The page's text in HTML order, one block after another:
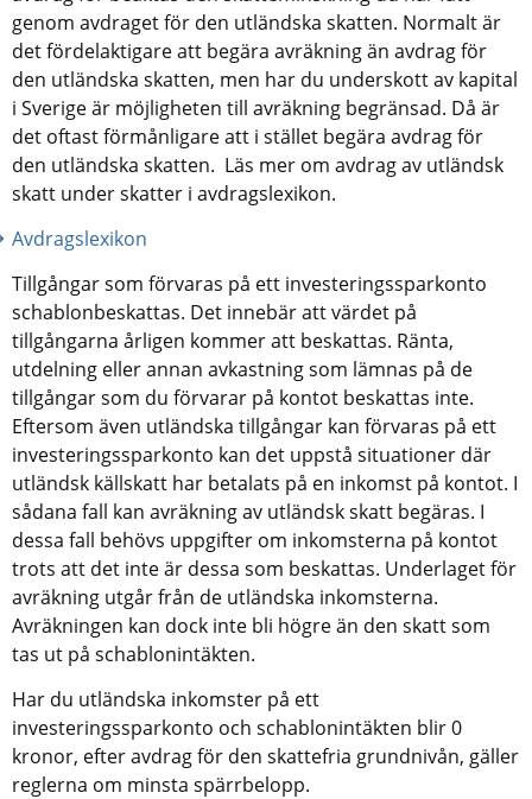
genom avdraget för den utländska skatten. Normalt är
det fördelaktigare att begära avräkning än avdrag för
den utländska skatten, men har du underskott av kapital
i Sverige är möjligheten till avräkning begränsad. Då är
det oftast förmånligare att i stället begära avdrag för
den utländska skatten.  Läs mer om avdrag av utländsk
skatt under skatter i avdragslexikon.
Avdragslexikon
Tillgångar som förvaras på ett investeringssparkonto
schablonbeskattas. Det innebär att värdet på
tillgångarna årligen kommer att beskattas. Ränta,
utdelning eller annan avkastning som lämnas på de
tillgångar som du förvarar på kontot beskattas inte.
Eftersom även utländska tillgångar kan förvaras på ett
investeringssparkonto kan det uppstå situationer där
utländsk källskatt har betalats på en inkomst på kontot. I
sådana fall kan avräkning av utländsk skatt begäras. I
dessa fall behövs uppgifter om inkomsterna på kontot
trots att det inte är dessa som beskattas. Underlaget för
avräkning utgår från de utländska inkomsterna.
Avräkningen kan dock inte bli högre än den skatt som
tas ut på schablonintäkten.
Har du utländska inkomster på ett
investeringssparkonto och schablonintäkten blir 0
kronor, efter avdrag för den skattefria grundnivån, gäller
reglerna om minsta spärrbelopp.